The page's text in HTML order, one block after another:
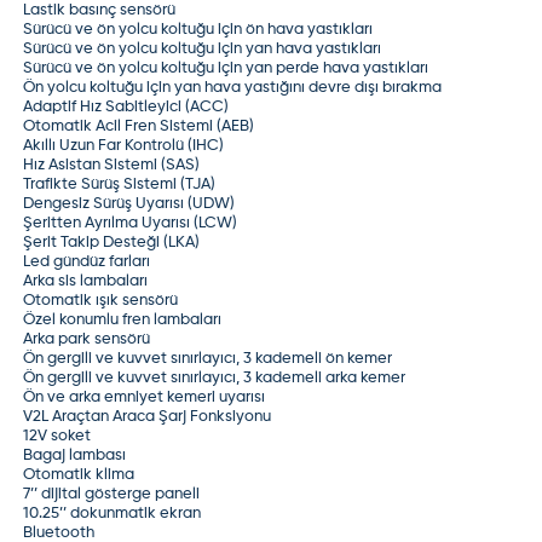
Lastik basınç sensörü
Sürücü ve ön yolcu koltuğu için ön hava yastıkları
Sürücü ve ön yolcu koltuğu için yan hava yastıkları
Sürücü ve ön yolcu koltuğu için yan perde hava yastıkları
Ön yolcu koltuğu için yan hava yastığını devre dışı bırakma
Adaptif Hız Sabitleyici (ACC)
Otomatik Acil Fren Sistemi (AEB)
Akıllı Uzun Far Kontrolü (IHC)
Hız Asistan Sistemi (SAS)
Trafikte Sürüş Sistemi (TJA)
Dengesiz Sürüş Uyarısı (UDW)
Şeritten Ayrılma Uyarısı (LCW)
Şerit Takip Desteği (LKA)
Led gündüz farları
Arka sis lambaları
Otomatik ışık sensörü
Özel konumlu fren lambaları
Arka park sensörü
Ön gergili ve kuvvet sınırlayıcı, 3 kademeli ön kemer
Ön gergili ve kuvvet sınırlayıcı, 3 kademeli arka kemer
Ön ve arka emniyet kemeri uyarısı
V2L Araçtan Araca Şarj Fonksiyonu
12V soket
Bagaj lambası
Otomatik klima
7’’ dijital gösterge paneli
10.25’’ dokunmatik ekran
Bluetooth